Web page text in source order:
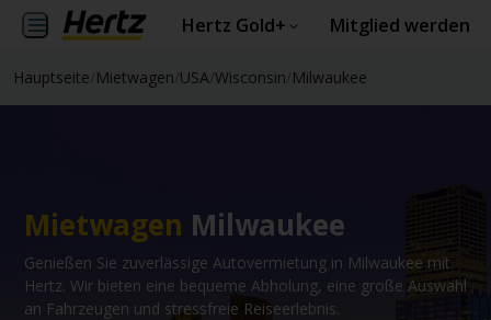
Hertz Gold+ Mitglied werden
Hauptseite Mietwagen USA Wisconsin Milwaukee
Mietwagen Milwaukee
Genießen Sie zuverlässige Autovermietung in Milwaukee mit
Hertz. Wir bieten eine bequeme Abholung, eine große Auswahl
an Fahrzeugen und stressfreie Reiseerlebnis.